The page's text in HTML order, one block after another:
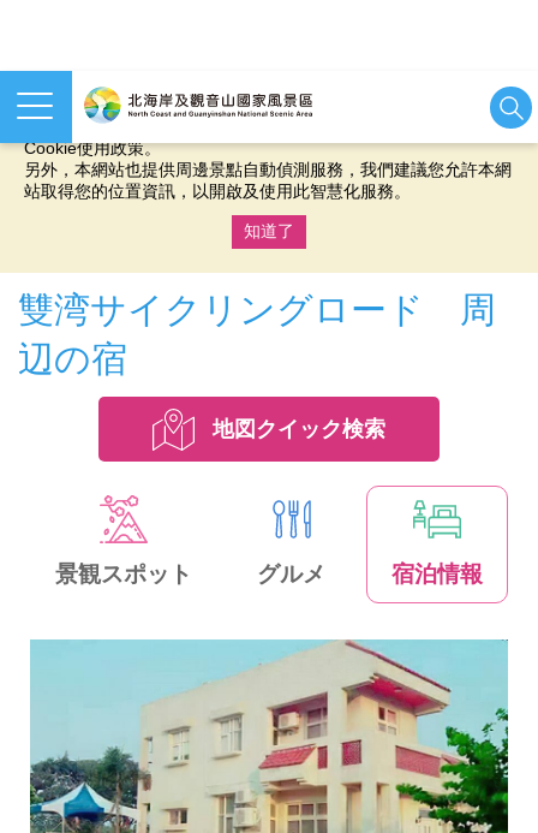
本網站使用cookies等相關技術以持續優化網站服務，並有助於為
您提供更佳的體驗，當您繼續使用本網站即表示您同意我們的
Cookie使用政策。
另外，本網站也提供周邊景點自動偵測服務，我們建議您允許本網
站取得您的位置資訊，以開啟及使用此智慧化服務。
知道了
雙湾サイクリングロード 周
辺の宿
地図クイック検索
景観スポット グルメ 宿泊情報